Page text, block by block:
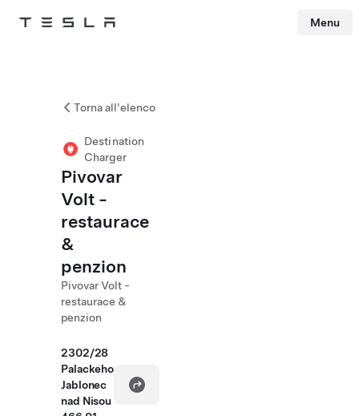
Tesla Menu
Torna all'elenco
Destination
Charger
Pivovar
Volt -
restaurace
&
penzion
Pivovar Volt -
restaurace &
penzion
2302/28
Palackeho
Jablonec
nad Nisou